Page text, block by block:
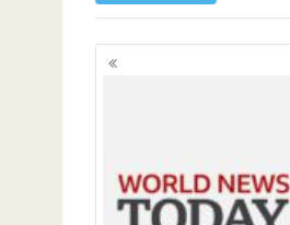
Posts